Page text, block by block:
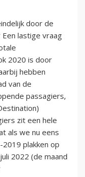
door de
lastige vraag
2020 is door
hebben
van de
passagiers,
zit een hele
als we nu eens
plakken op
2022 (de maand